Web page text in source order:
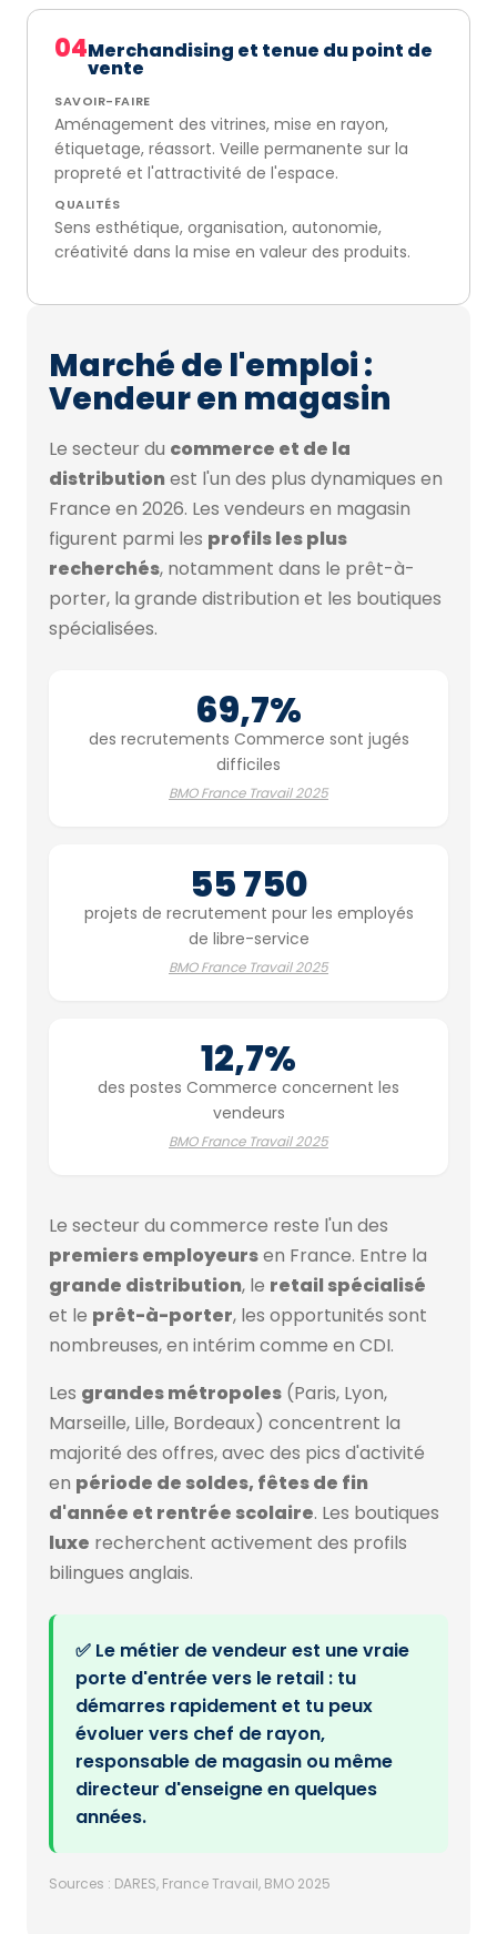
04Merchandising et tenue du point de
vente
SAVOIR-FAIRE
Aménagement des vitrines, mise en rayon,
étiquetage, réassort. Veille permanente sur la
propreté et l'attractivité de l'espace.
QUALITÉS
Sens esthétique, organisation, autonomie,
créativité dans la mise en valeur des produits.
Marché de l'emploi :
Vendeur en magasin
Le secteur du commerce et de la
distributionest l'un des plus dynamiques en
France en 2026. Les vendeurs en magasin
figurent parmi les profils les plus
recherchés, notamment dans le prêt-à-
porter, la grande distribution et les boutiques
spécialisées.
69,7%
des recrutements Commerce sont jugés
difficiles
BMO France Travail 2025
55 750
projets de recrutement pour les employés
de libre-service
BMO France Travail 2025
12,7%
des postes Commerce concernent les
vendeurs
BMO France Travail 2025
Le secteur du commerce reste l'un des
premiers employeursen France. Entre la
grande distribution, le retail spécialisé
et le prêt-à-porter, les opportunités sont
nombreuses, en intérim comme en CDI.
Les grandes métropoles (Paris, Lyon,
Marseille, Lille, Bordeaux) concentrent la
majorité des offres, avec des pics d'activité
en période de soldes, fêtes de fin
d'année et rentrée scolaire. Les boutiques
luxe recherchent activement des profils
bilingues anglais.
✅ Le métier de vendeur est une vraie
porte d'entrée vers le retail : tu
démarres rapidement et tu peux
évoluer vers chef de rayon,
responsable de magasin ou même
directeur d'enseigne en quelques
années.
Sources : DARES, France Travail, BMO 2025